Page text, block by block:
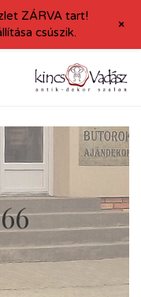
ZÁRVA tart!
csúszik.
+